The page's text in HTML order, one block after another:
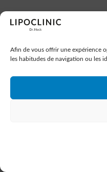
Afin de vous offrir une expérience
les habitudes de navigation ou les